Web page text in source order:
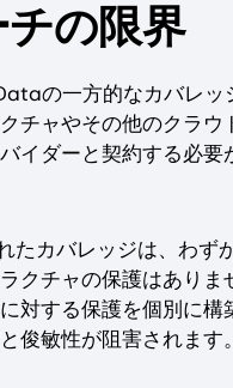
の限界
の一方的なカバレッ
チャやその他のクラ
イダーと契約する必要
たカバレッジは、わず
クチャの保護はあり
対する保護を個別に
俊敏性が阻害されます。